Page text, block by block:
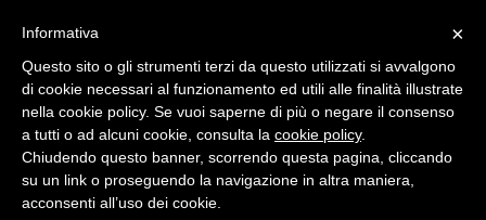
Toggle
Toggle
navigation
×
Informativa
Questo sito o gli strumenti terzi da questo utilizzati si avvalgono
di cookie necessari al funzionamento ed utili alle finalità illustrate
nella cookie policy. Se vuoi saperne di più o negare il consenso
a tutti o ad alcuni cookie, consulta la cookie policy.
Chiudendo questo banner, scorrendo questa pagina, cliccando
su un link o proseguendo la navigazione in altra maniera,
acconsenti all’uso dei cookie.